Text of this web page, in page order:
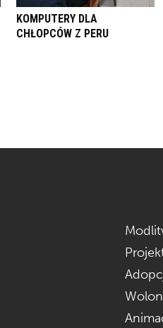
KOMPUTERY DLA
CHŁOPCÓW Z PERU